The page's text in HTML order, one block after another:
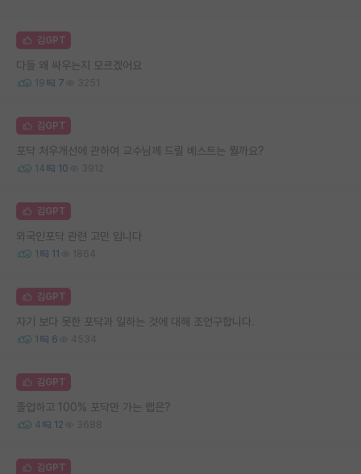
김GPT
다들 왜 싸우는지 모르겠어요
19 7 3251
김GPT
포닥 처우개선에 관하여 교수님께 드릴 베스트는 뭘까요?
14 10 3912
김GPT
외국인포닥 관련 고민 입니다
1 11 1864
김GPT
자기 보다 못한 포닥과 일하는 것에 대해 조언구합니다.
1 6 4534
김GPT
졸업하고 100% 포닥만 가는 랩은?
4 12 3688
김GPT